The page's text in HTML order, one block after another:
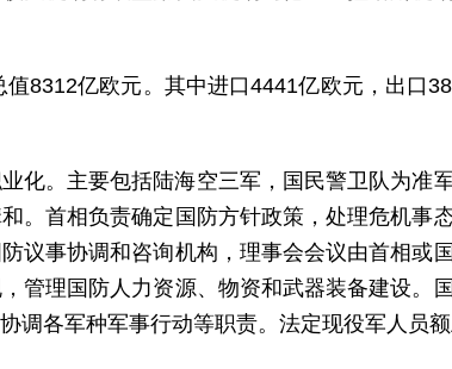
8312亿欧元。其中进口4441亿欧元，出口
化。主要包括陆海空三军，国民警卫队为准
。首相负责确定国防方针政策，处理危机事
议事协调和咨询机构，理事会会议由首相或
管理国防人力资源、物资和武器装备建设。
调各军种军事行动等职责。法定现役军人员额